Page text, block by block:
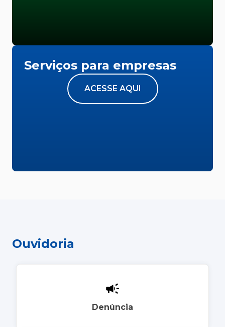
Serviços para empresas
ACESSE AQUI
Ouvidoria
Denúncia